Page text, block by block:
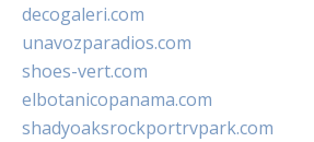
decogaleri.com
unavozparadios.com
shoes-vert.com
elbotanicopanama.com
shadyoaksrockportrvpark.com